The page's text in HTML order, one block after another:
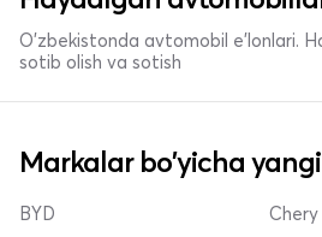
O'zbekistonda avtomobil e’lonlari.
sotib olish va sotish
Markalar bo'yicha
BYD Chery